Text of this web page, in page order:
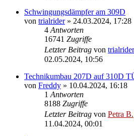
Schwingungsdämpfer am 309D
von trialrider» 24.03.2024, 17:28
4Antworten
16741 Zugriffe
Letzter Beitrag von trialrider
02.05.2024, 10:56
Technikumbau 207D auf 310D
von Freddy » 10.04.2024, 16:18
1Antworten
8188 Zugriffe
Letzter Beitrag von Petra B.
11.04.2024, 00:01